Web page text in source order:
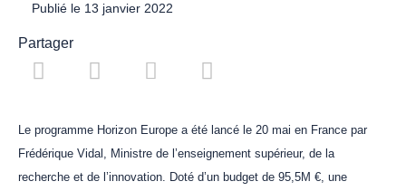
Publié le 13 janvier 2022
Partager
Le programme Horizon Europe a été lancé le 20 mai en France par
Frédérique Vidal, Ministre de l’enseignement supérieur, de la
recherche et de l’innovation. Doté d’un budget de 95,5M €, une